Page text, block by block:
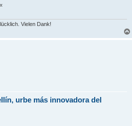
Vielen Dank!
urbe más innovadora del